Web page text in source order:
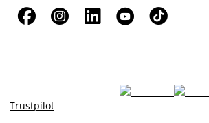
    
Trustpilot